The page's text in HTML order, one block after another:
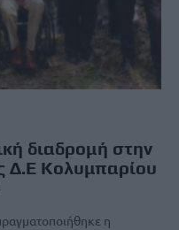
διαδρομή στην
Δ.Ε Κολυμπαρίου
η